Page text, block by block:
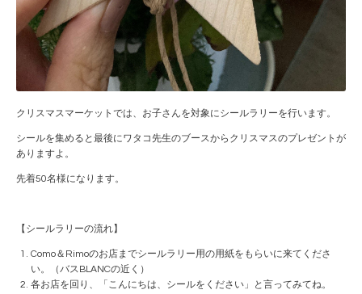
クリスマスマーケットでは、お子さんを対象にシールラリーを行います。
シールを集めると最後にワタコ先生のブースからクリスマスのプレゼントが
ありますよ。
先着50名様になります。
【シールラリーの流れ】
Como＆Rimoのお店までシールラリー用の用紙をもらいに来てくださ
い。（バスBLANCの近く）
各お店を回り、「こんにちは、シールをください」と言ってみてね。